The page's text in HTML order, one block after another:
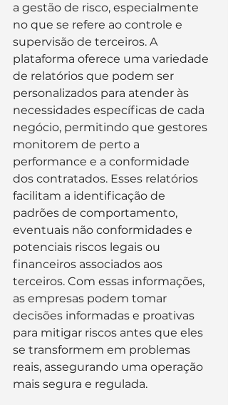
a gestão de risco, especialmente
no que se refere ao controle e
supervisão de terceiros. A
plataforma oferece uma variedade
de relatórios que podem ser
personalizados para atender às
necessidades específicas de cada
negócio, permitindo que gestores
monitorem de perto a
performance e a conformidade
dos contratados. Esses relatórios
facilitam a identificação de
padrões de comportamento,
eventuais não conformidades e
potenciais riscos legais ou
financeiros associados aos
terceiros. Com essas informações,
as empresas podem tomar
decisões informadas e proativas
para mitigar riscos antes que eles
se transformem em problemas
reais, assegurando uma operação
mais segura e regulada.